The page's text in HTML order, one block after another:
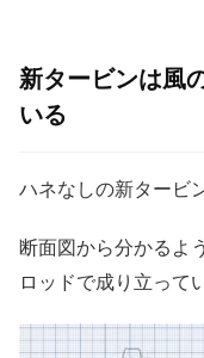
新タービンは風
いる
ハネなしの新タービ
断面図から分かるよ
ロッドで成り立って